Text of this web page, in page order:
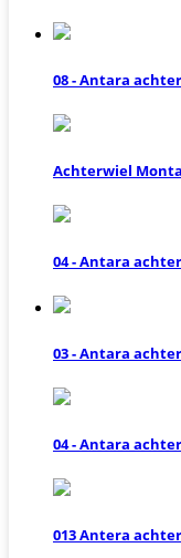
08 - Antara
Achterwiel
04 - Antara
03 - Antara
04 - Antara
013 Antera